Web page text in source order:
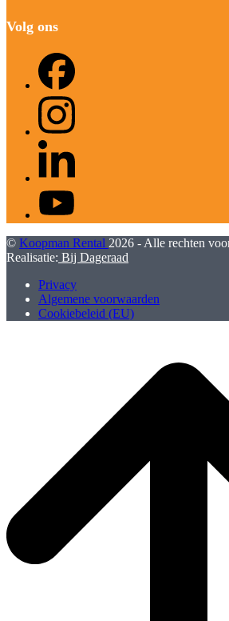
Volg ons
Instagram
© Koopman Rental 2026 - Alle rechten
Realisatie: Bij Dageraad
Privacy
Algemene voorwaarden
Cookiebeleid (EU)